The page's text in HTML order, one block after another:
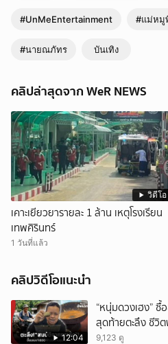
#UnMeEntertainment #แม่หมู
#นายณภัทร บันเทิง
คลิปล่าสุดจาก WeR NEWS
วิดีโอ
เคาะเยียวยารายละ 1 ล้าน เหตุโรงเรียน
เทพศิรินทร์
1 วันที่แล้ว
คลิปวิดีโอแนะนำ
12:04
“หนุ่มดวงเฮง” ซื้
สุดท้ายตะลึง ชีวิ
9,123 ดู